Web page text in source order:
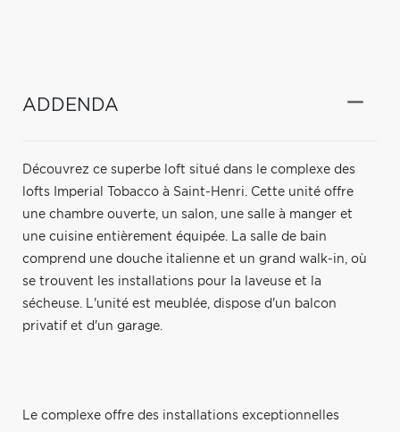
ADDENDA
Découvrez ce superbe loft situé dans le complexe des
lofts Imperial Tobacco à Saint-Henri. Cette unité offre
une chambre ouverte, un salon, une salle à manger et
une cuisine entièrement équipée. La salle de bain
comprend une douche italienne et un grand walk-in, où
se trouvent les installations pour la laveuse et la
sécheuse. L'unité est meublée, dispose d'un balcon
privatif et d'un garage.
Le complexe offre des installations exceptionnelles